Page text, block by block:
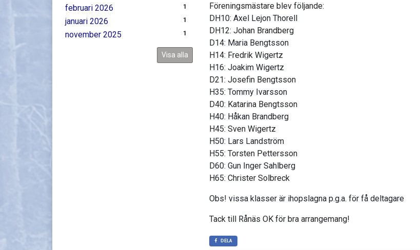
februari 2026 1
januari 2026 1
november 2025 1
Visa alla
Föreningsmästare blev följande:
DH10: Axel Lejon Thorell
DH12: Johan Brandberg
D14: Maria Bengtsson
H14: Fredrik Wigertz
H16: Joakim Wigertz
D21: Josefin Bengtsson
H35: Tommy Ivarsson
D40: Katarina Bengtsson
H40: Håkan Brandberg
H45: Sven Wigertz
H50: Lars Landström
H55: Torsten Pettersson
D60: Gun Inger Sahlberg
H65: Christer Solbreck
Obs! vissa klasser är ihopslagna p.g.a. för få deltagare
Tack till Rånäs OK för bra arrangemang!
DELA